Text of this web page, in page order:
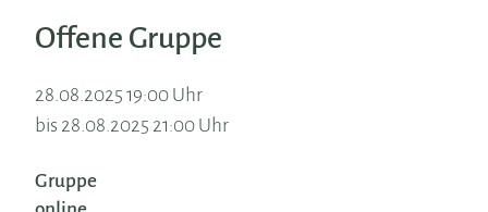
Offene Gruppe
28.08.2025 19:00 Uhr
bis 28.08.2025 21:00 Uhr
Gruppe